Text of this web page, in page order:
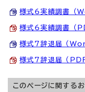
様式6実績調書 （
様式6実績調書 （
様式7辞退届 （
様式7辞退届 （
このページに関する